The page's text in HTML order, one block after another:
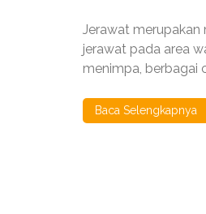
Jerawat merupakan
jerawat pada area
menimpa, berbagai
Baca Selengkapnya